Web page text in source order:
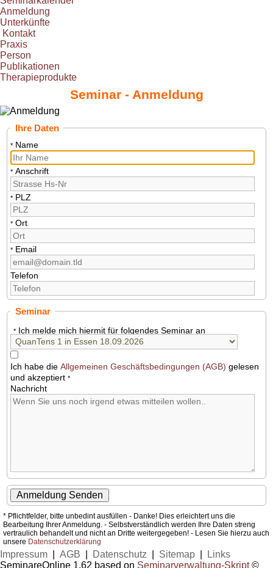
Anmeldung
Unterkünfte
Kontakt
Praxis
Person
Publikationen
Therapieprodukte
Seminar - Anmeldung
Ihre Daten
* Name
* Anschrift
* PLZ
* Ort
* Email
Telefon
Seminar
* Ich melde mich hiermit für folgendes Seminar an
Ich habe die Allgemeinen Geschäftsbedingungen (AGB) gelesen
und akzeptiert *
Nachricht
* Pflichtfelder, bitte unbedint ausfüllen - Danke! Dies erleichtert uns die
Bearbeitung Ihrer Anmeldung. - Selbstverständlich werden Ihre Daten streng
vertraulich behandelt und nicht an Dritte weitergegeben! - Lesen Sie hierzu auch
unsere Datenschutzerklärung
Impressum AGB Datenschutz Sitemap
Links
SeminareOnline 1.62 based on Seminarverwaltung-Skript©